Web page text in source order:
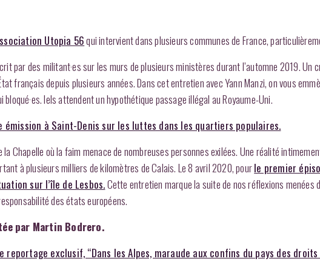
Utopia 56qui intervient dans plusieurs communes de France,
par des militant·es sur les murs de plusieurs ministères durant l’automne 2019. Un
français depuis plusieurs années. Dans cet entretien avec Yann Manzi, on vous
bloqué·es. Iels attendent un hypothétique passage illégal au Royaume-Uni.
émission à Saint-Denis sur les luttes dans les quartiers populaires.
Chapelle où la faim menace de nombreuses personnes exilées. Une réalité
à plusieurs milliers de kilomètres de Calais. Le 8 avril 2020, pourle premier
sur l’île de Lesbos.Cette entretien marque la suite de nos réflexions menées
des états européens.
par Martin Bodrero.
reportage exclusif, “Dans les Alpes, maraude aux confins du pays des droits